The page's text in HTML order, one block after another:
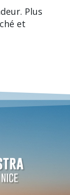
Plus
et